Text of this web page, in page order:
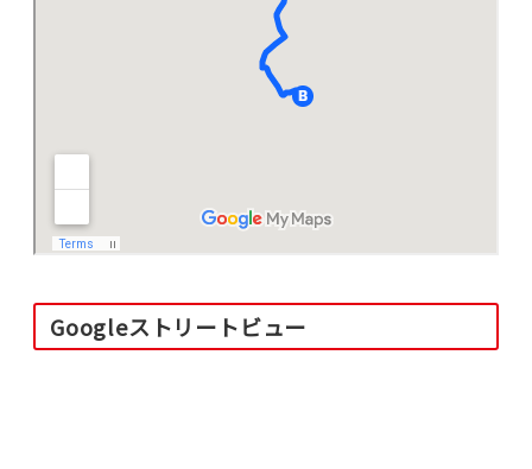
Googleストリートビュー